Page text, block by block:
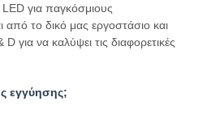
για παγκόσμιους
από το δικό μας εργοστάσιο και
για να καλύψει τις διαφορετικές
εγγύησης;